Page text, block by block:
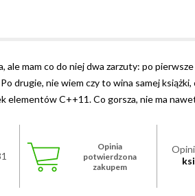
ale mam co do niej dwa zarzuty: po
drugie, nie wiem czy to wina samej
elementów C++11. Co gorsza, nie ma
C++ 98 (na przykład opisuje co robić,
(no, chyba że starsze wydania
Opinia
potwierdzona
zakupem